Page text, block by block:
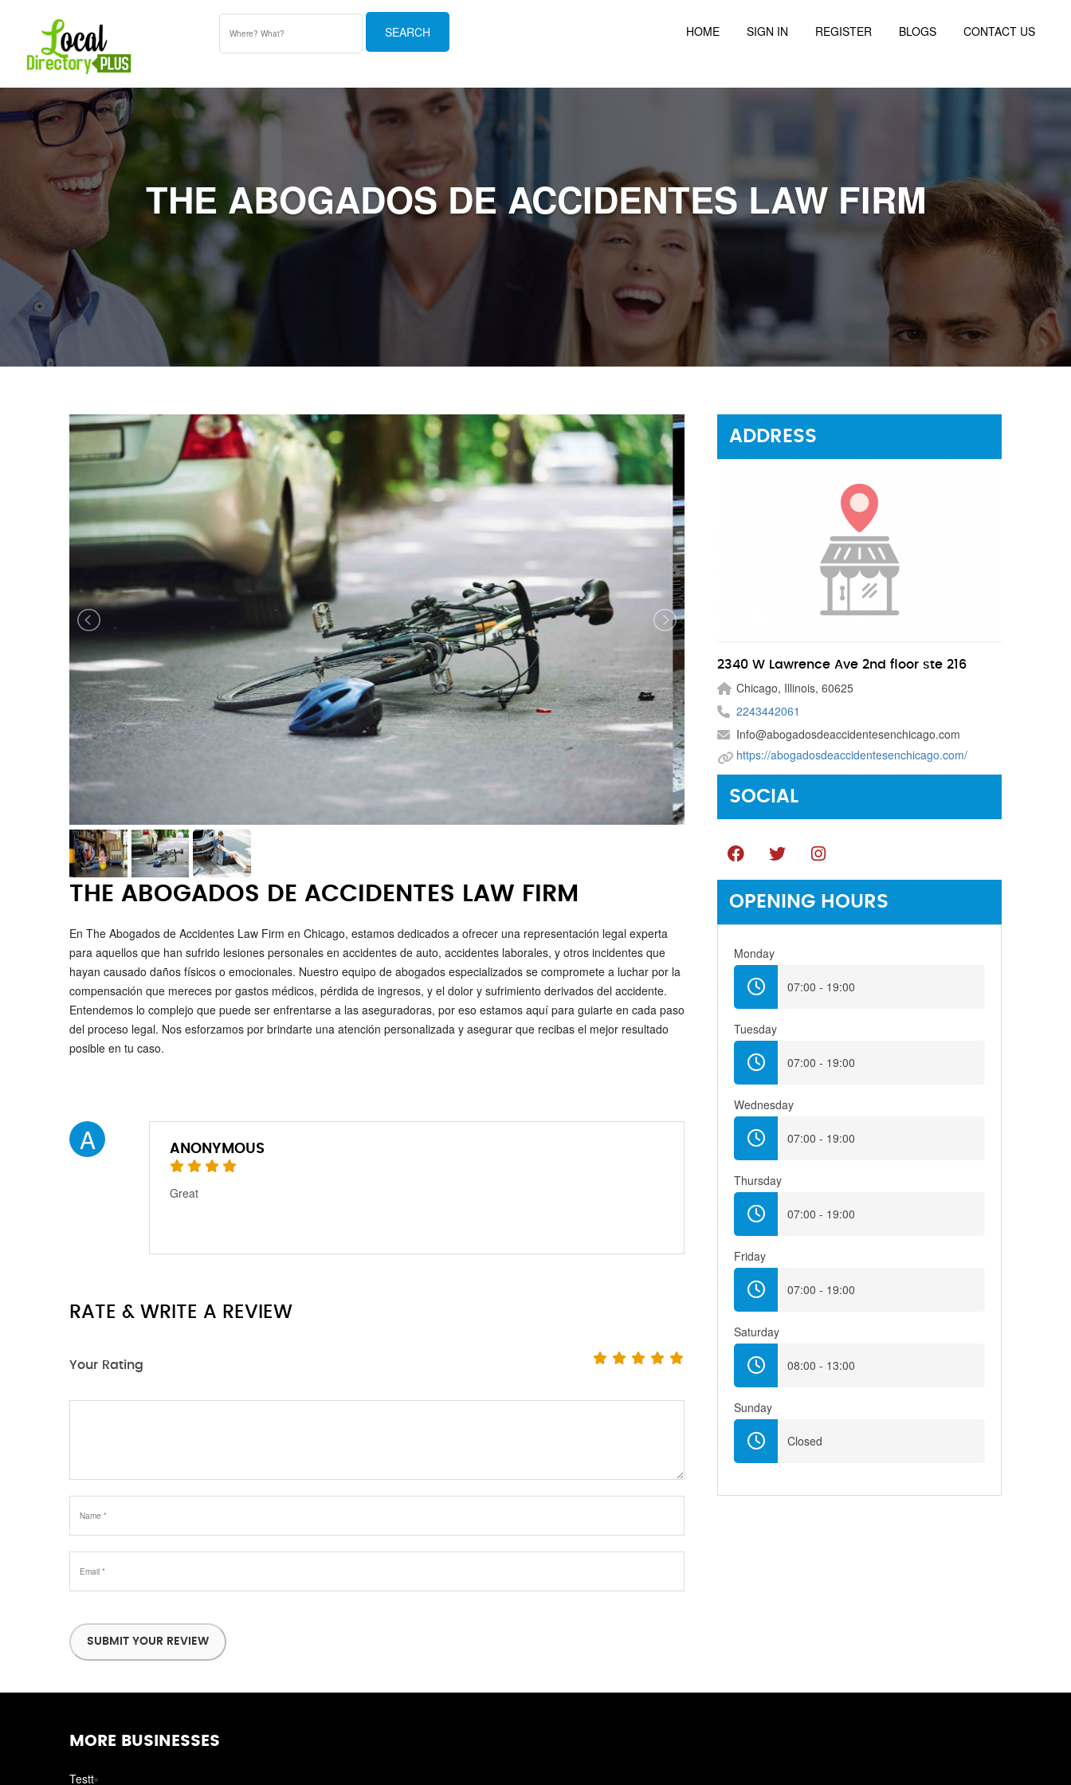
HOME SIGN IN REGISTER BLOGS CONTACT US
THE ABOGADOS DE ACCIDENTES LAW FIRM
THE ABOGADOS DE ACCIDENTES LAW FIRM
En The Abogados de Accidentes Law Firm en Chicago, estamos dedicados a ofrecer una representación legal experta
para aquellos que han sufrido lesiones personales en accidentes de auto, accidentes laborales, y otros incidentes que
hayan causado daños físicos o emocionales. Nuestro equipo de abogados especializados se compromete a luchar por la
compensación que mereces por gastos médicos, pérdida de ingresos, y el dolor y sufrimiento derivados del accidente.
Entendemos lo complejo que puede ser enfrentarse a las aseguradoras, por eso estamos aquí para guiarte en cada paso
del proceso legal. Nos esforzamos por brindarte una atención personalizada y asegurar que recibas el mejor resultado
posible en tu caso.
A ANONYMOUS
Great
RATE & WRITE A REVIEW
Your Rating
SUBMIT YOUR REVIEW
ADDRESS
2340 W Lawrence Ave 2nd floor ste 216
Chicago, Illinois, 60625
2243442061
Info@abogadosdeaccidentesenchicago.com
https://abogadosdeaccidentesenchicago.com/
SOCIAL
OPENING HOURS
Monday
07:00 - 19:00
Tuesday
07:00 - 19:00
Wednesday
07:00 - 19:00
Thursday
07:00 - 19:00
Friday
07:00 - 19:00
Saturday
08:00 - 13:00
Sunday
Closed
MORE BUSINESSES
Testt